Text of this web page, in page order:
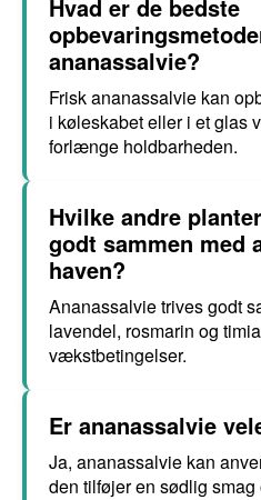
Hvad er de bedste
ananassalvie?
Frisk ananassalvie kan
i køleskabet eller i et glas
forlænge holdbarheden.
Hvilke andre
godt sammen med
haven?
Ananassalvie trives godt
lavendel, rosmarin og
vækstbetingelser.
Er ananassalvie
Ja, ananassalvie kan
den tilføjer en sødlig